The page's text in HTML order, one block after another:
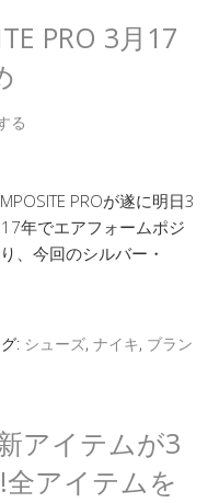
PRO 3月17
る
PROが遂に明日3
年でエアフォームポジ
、今回のシルバー・
: シューズ, ナイキ, ブラン
アイテムが3
アイテムを